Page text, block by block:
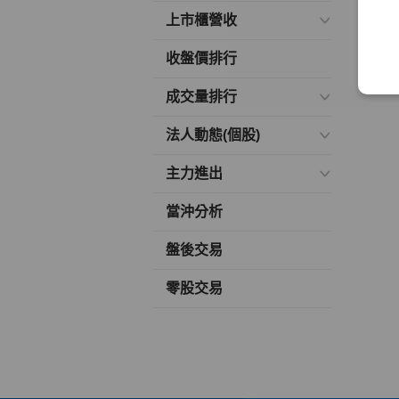
上市櫃營收
收盤價排行
成交量排行
法人動態(個股)
主力進出
當沖分析
盤後交易
零股交易